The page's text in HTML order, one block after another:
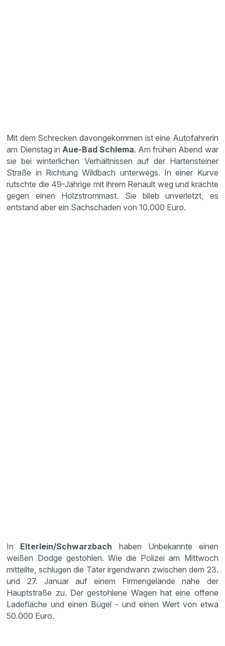
Mit dem Schrecken davongekommen ist eine Autofahrerin
am Dienstag in Aue-Bad Schlema. Am frühen Abend war
sie bei winterlichen Verhältnissen auf der Hartensteiner
Straße in Richtung Wildbach unterwegs. In einer Kurve
rutschte die 49-Jährige mit ihrem Renault weg und krachte
gegen einen Holzstrommast. Sie blieb unverletzt, es
entstand aber ein Sachschaden von 10.000 Euro.
In Elterlein/Schwarzbach haben Unbekannte einen
weißen Dodge gestohlen. Wie die Polizei am Mittwoch
mitteilte, schlugen die Täter irgendwann zwischen dem 23.
und 27. Januar auf einem Firmengelände nahe der
Hauptstraße zu. Der gestohlene Wagen hat eine offene
Ladefläche und einen Bügel - und einen Wert von etwa
50.000 Euro.